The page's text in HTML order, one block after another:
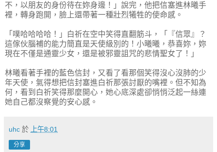
不，以朋友的身份待在妳身邊！」說完，他把信塞進林曦手
裡，轉身跑開，臉上還帶著一種壯烈犧牲的使命感。
「噗哈哈哈哈！」白祈在空中笑得直翻筋斗，「『信眾』？
這傢伙腦補的能力簡直是天使級別的！小曦曦，恭喜妳，妳
現在不僅是通靈少女，還是被邪靈詛咒的悲情聖女了！」
林曦看著手裡的藍色信封，又看了看那個笑得沒心沒肺的少
年天使，氣得想把信封塞進白祈那張討厭的嘴裡。但不知為
何，看到白祈笑得那麼開心，她心底深處卻悄悄泛起一絲連
她自己都沒察覺的安心感。
uhc 於 上午8:01
分享